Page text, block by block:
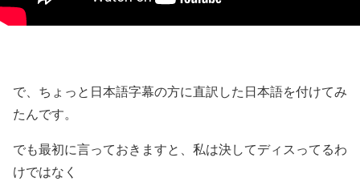
で、ちょっと日本語字幕の方に直訳した日本語を付けてみ
たんです。
でも最初に言っておきますと、私は決してディスってるわ
けではなく